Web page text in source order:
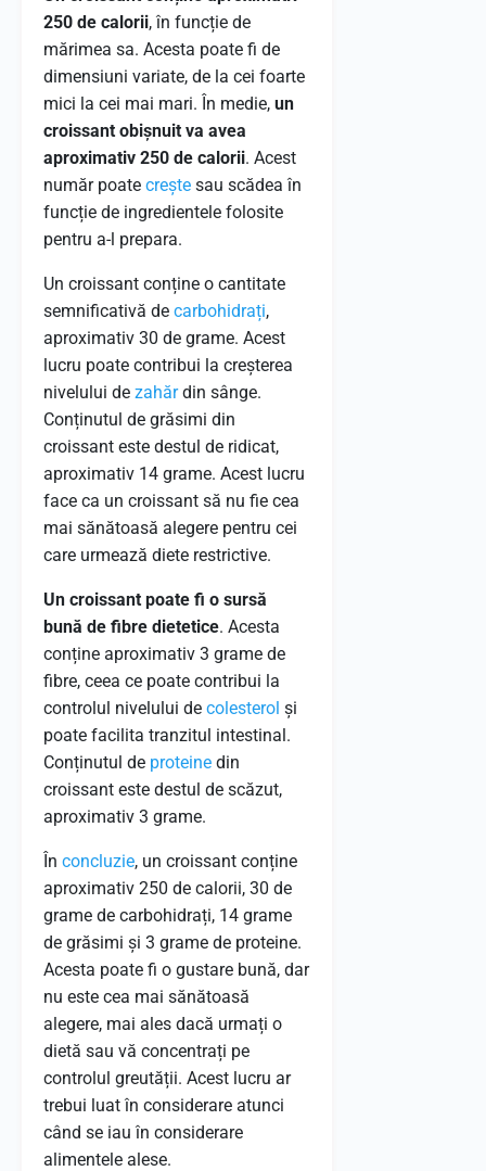
250 de calorii, în funcție de
mărimea sa. Acesta poate fi de
dimensiuni variate, de la cei foarte
mici la cei mai mari. În medie, un
croissant obișnuit va avea
aproximativ 250 de calorii. Acest
număr poate crește sau scădea în
funcție de ingredientele folosite
pentru a-l prepara.
Un croissant conține o cantitate
semnificativă de carbohidrați,
aproximativ 30 de grame. Acest
lucru poate contribui la creșterea
nivelului de zahărdin sânge.
Conținutul de grăsimi din
croissant este destul de ridicat,
aproximativ 14 grame. Acest lucru
face ca un croissant să nu fie cea
mai sănătoasă alegere pentru cei
care urmează diete restrictive.
Un croissant poate fi o sursă
bună de fibre dietetice. Acesta
conține aproximativ 3 grame de
fibre, ceea ce poate contribui la
controlul nivelului de colesterol și
poate facilita tranzitul intestinal.
Conținutul de proteine ​​din
croissant este destul de scăzut,
aproximativ 3 grame.
În concluzie, un croissant conține
aproximativ 250 de calorii, 30 de
grame de carbohidrați, 14 grame
de grăsimi și 3 grame de proteine.
Acesta poate fi o gustare bună, dar
nu este cea mai sănătoasă
alegere, mai ales dacă urmați o
dietă sau vă concentrați pe
controlul greutății. Acest lucru ar
trebui luat în considerare atunci
când se iau în considerare
alimentele alese.